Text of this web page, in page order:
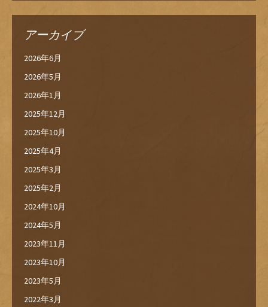
アーカイブ
2026年6月
2026年5月
2026年1月
2025年12月
2025年10月
2025年4月
2025年3月
2025年2月
2024年10月
2024年5月
2023年11月
2023年10月
2023年5月
2022年3月